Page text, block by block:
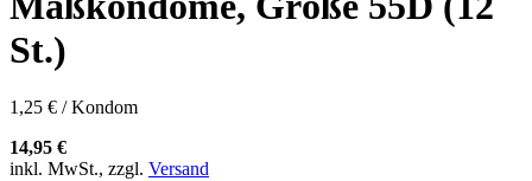
60E
60F
60G
60J
60K
60L
64E
St.)
1,25 € / Kondom
14,95 €
inkl. MwSt., zzgl. Versand